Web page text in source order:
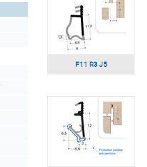
F11 R3 J5